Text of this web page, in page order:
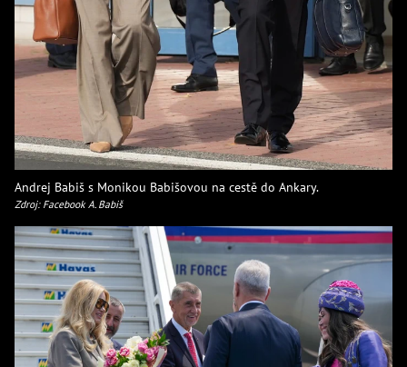
Andrej Babiš s Monikou Babišovou na cestě do Ankary.
Zdroj: Facebook A. Babiš